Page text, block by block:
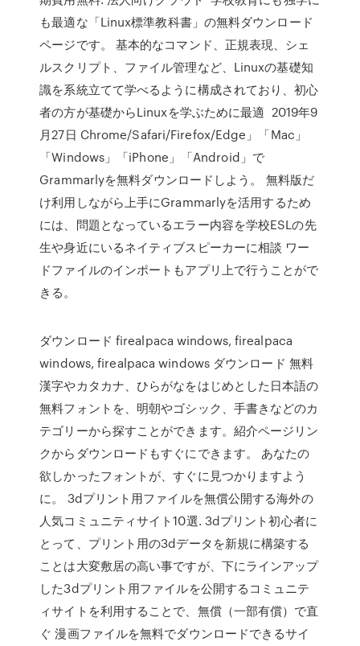
も最適な「Linux標準教科書」の無料ダウンロード
ページです。 基本的なコマンド、正規表現、シェ
ルスクリプト、ファイル管理など、Linuxの基礎知
識を系統立てて学べるように構成されており、初心
者の方が基礎からLinuxを学ぶために最適 2019年9
月27日 Chrome/Safari/Firefox/Edge」「Mac」
「Windows」「iPhone」「Android」で
Grammarlyを無料ダウンロードしよう。 無料版だ
け利用しながら上手にGrammarlyを活用するため
には、問題となっているエラー内容を学校ESLの先
生や身近にいるネイティブスピーカーに相談 ワー
ドファイルのインポートもアプリ上で行うことがで
きる。
ダウンロード firealpaca windows, firealpaca
windows, firealpaca windows ダウンロード 無料
漢字やカタカナ、ひらがなをはじめとした日本語の
無料フォントを、明朝やゴシック、手書きなどのカ
テゴリーから探すことができます。紹介ページリン
クからダウンロードもすぐにできます。 あなたの
欲しかったフォントが、すぐに見つかりますよう
に。 3dプリント用ファイルを無償公開する海外の
人気コミュニティサイト10選. 3dプリント初心者に
とって、プリント用の3dデータを新規に構築する
ことは大変敷居の高い事ですが、下にラインアップ
した3dプリント用ファイルを公開するコミュニテ
ィサイトを利用することで、無償（一部有償）で直
ぐ 漫画ファイルを無料でダウンロードできるサイ